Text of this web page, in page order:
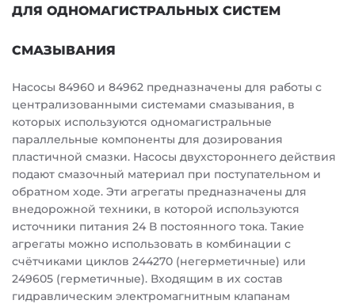
ДЛЯ ОДНОМАГИСТРАЛЬНЫХ СИСТЕМ
СМАЗЫВАНИЯ
Насосы 84960 и 84962 предназначены для работы с
централизованными системами смазывания, в
которых используются одномагистральные
параллельные компоненты для дозирования
пластичной смазки. Насосы двухстороннего действия
подают смазочный материал при поступательном и
обратном ходе. Эти агрегаты предназначены для
внедорожной техники, в которой используются
источники питания 24 В постоянного тока. Такие
агрегаты можно использовать в комбинации с
счётчиками циклов 244270 (негерметичные) или
249605 (герметичные). Входящим в их состав
гидравлическим электромагнитным клапанам